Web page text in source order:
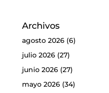
Archivos
agosto 2026(6)
julio 2026(27)
junio 2026(27)
mayo 2026(34)